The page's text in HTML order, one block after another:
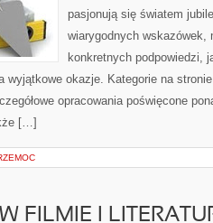
pasjonują się światem
wiarygodnych wskazówek,
konkretnych podpowiedzi,
wyjątkowe okazje. Kategorie na
opracowania poświęcone
[…]
FILMIE I